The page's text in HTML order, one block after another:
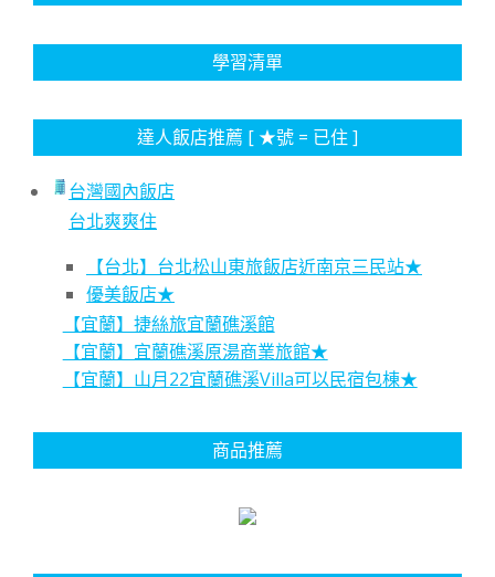
學習清單
達人飯店推薦 [ ★號 = 已住 ]
台灣國內飯店
台北爽爽住
【台北】台北松山東旅飯店近南京三民站★
優美飯店★
【宜蘭】捷絲旅宜蘭礁溪館
【宜蘭】宜蘭礁溪原湯商業旅館★
【宜蘭】山月22宜蘭礁溪Villa可以民宿包棟★
商品推薦